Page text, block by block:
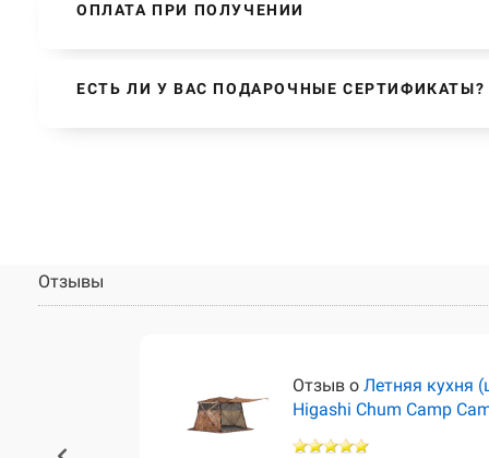
ОПЛАТА ПРИ ПОЛУЧЕНИИ
ЕСТЬ ЛИ У ВАС ПОДАРОЧНЫЕ СЕРТИФИКАТЫ?
Отзывы
Отзыв о Летняя кухня
Higashi Chum Camp